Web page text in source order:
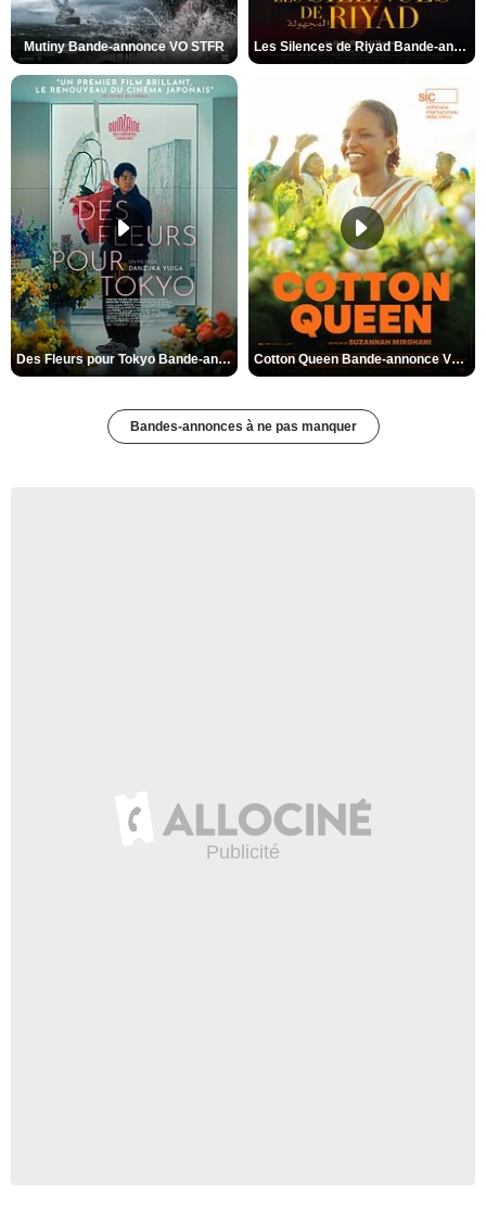
Mutiny Bande-annonce VO STFR Les Silences de Riyad Bande-annonce VO STFR
Des Fleurs pour Tokyo Bande-annonce VO STFR Cotton Queen Bande-annonce VO STFR
Bandes-annonces à ne pas manquer